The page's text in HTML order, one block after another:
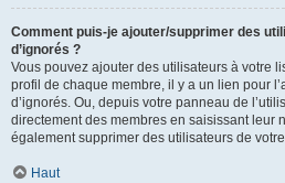
Comment puis-je ajouter/supprimer des
d’ignorés ?
Vous pouvez ajouter des utilisateurs à votre
profil de chaque membre, il y a un lien pour
d’ignorés. Ou, depuis votre panneau de
directement des membres en saisissant leur
également supprimer des utilisateurs de
Haut